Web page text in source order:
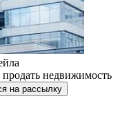
недвижимость